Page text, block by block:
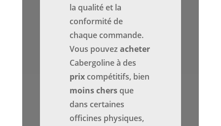
la qualité et la
conformité de
chaque commande.
Vous pouvezacheter
Cabergoline à des
prixcompétitifs, bien
moins chersque
dans certaines
officines physiques,